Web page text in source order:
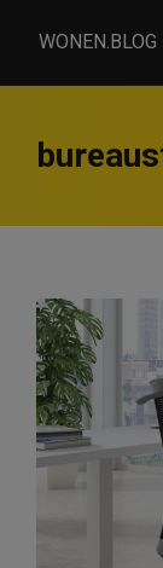
WONEN.BLOG